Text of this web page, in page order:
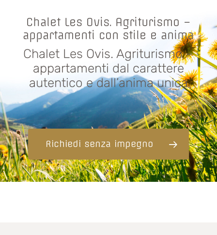
Chalet Les Ovis. Agriturismo –
appartamenti con stile e anima
Chalet Les Ovis. Agriturismo –
appartamenti dal carattere
autentico e dall’anima unica
Richiedi senza impegno